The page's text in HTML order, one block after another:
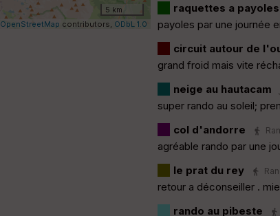
5 km
OpenStreetMap contributors, ODbL 1.0
raquettes a payoles
payoles par une journée
circuit autour de
grand froid mais vite
neige au hautacam
super rando au soleil;
col d'andorre
agréable rando par une
le prat du rey
retour a déconseiller .
rando au pibeste